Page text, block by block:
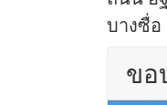
บางซื่อ
ขอ